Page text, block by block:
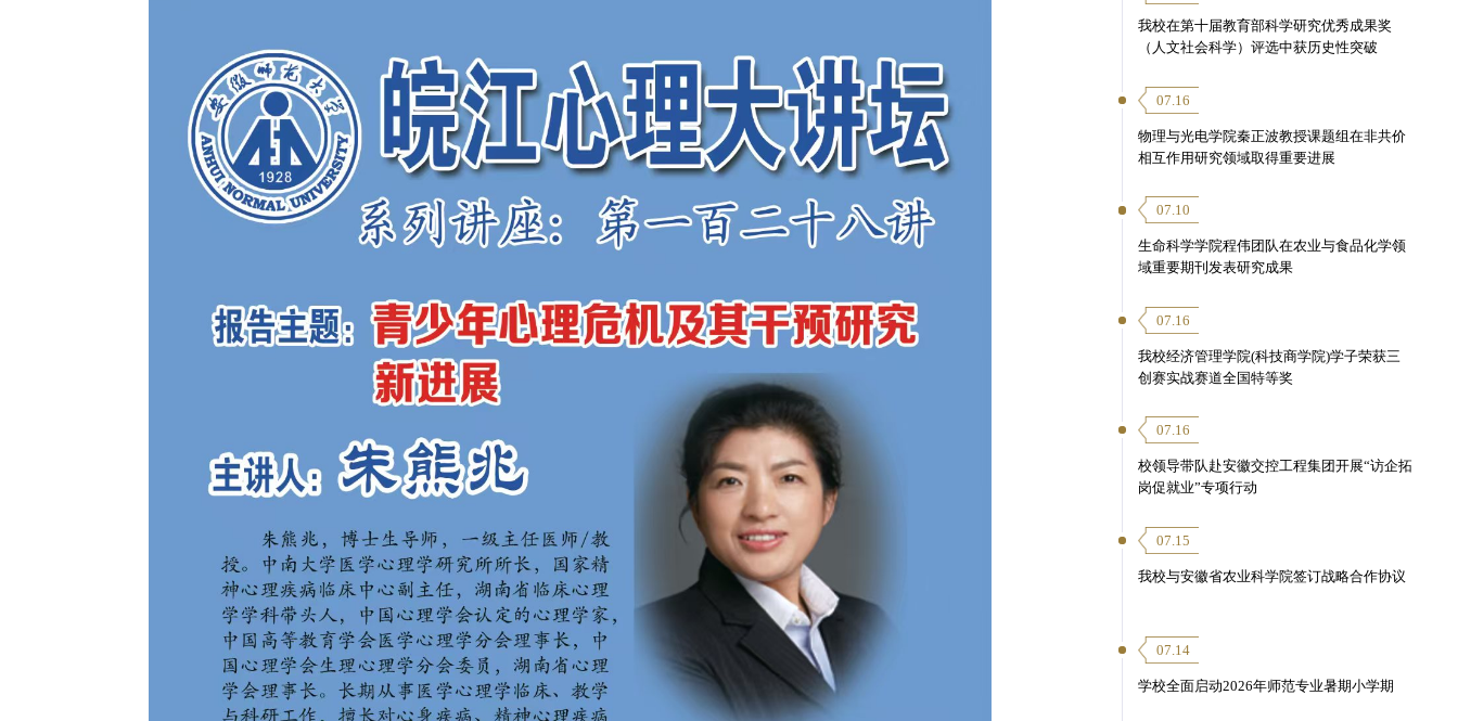
我校在第十届教育部科学研究优秀成果奖
（人文社会科学）评选中获历史性突破
07.16
物理与光电学院秦正波教授课题组在非共价
相互作用研究领域取得重要进展
07.10
生命科学学院程伟团队在农业与食品化学领
域重要期刊发表研究成果
07.16
我校经济管理学院(科技商学院)学子荣获三
创赛实战赛道全国特等奖
07.16
校领导带队赴安徽交控工程集团开展“访企拓
岗促就业”专项行动
07.15
我校与安徽省农业科学院签订战略合作协议
07.14
学校全面启动2026年师范专业暑期小学期